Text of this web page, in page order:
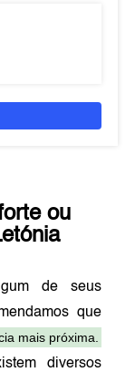
ou
de seus
que
mais próxima.
diversos